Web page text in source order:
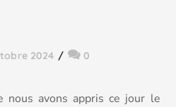
2024 0
nous avons appris ce jour le